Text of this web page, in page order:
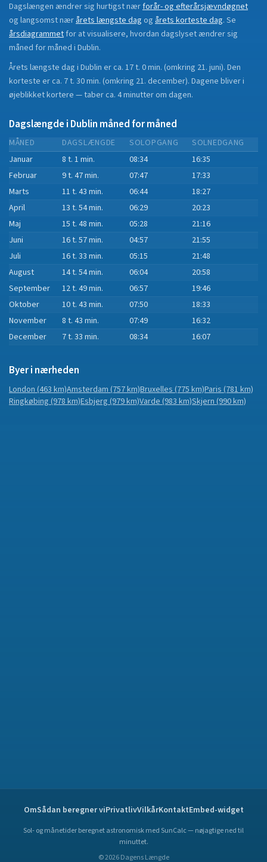
Dagslængen ændrer sig hurtigst nærforår- og efterårsjævndøgnet
og langsomst nærårets længste dag og årets korteste dag. Se
årsdiagrammetfor at visualisere, hvordan dagslyset ændrer sig
måned for måned i Dublin.
Årets længste dag i Dublin er ca. 17 t. 0 min. (omkring 21. juni). Den
korteste er ca. 7 t. 30 min. (omkring 21. december). Dagene bliver i
øjeblikketkortere —taberca. 4minutterom dagen.
Dagslængde i Dublin måned for måned
MÅNED DAGSLÆNGDE SOLOPGANG
SOLNEDGANG
Januar
8 t. 1 min. 08:34
16:35
Februar
9 t. 47 min. 07:47
17:33
Marts
11 t. 43 min. 06:44
18:27
April
13 t. 54 min. 06:29
20:23
Maj
15 t. 48 min. 05:28
21:16
Juni
16 t. 57 min. 04:57
21:55
Juli
16 t. 33 min. 05:15
21:48
August
14 t. 54 min. 06:04
20:58
September
12 t. 49 min. 06:57
19:46
Oktober
10 t. 43 min. 07:50
18:33
November
8 t. 43 min. 07:49
16:32
December
7 t. 33 min. 08:34 16:07
Byer i nærheden
London(463 km)Amsterdam(757 km)Bruxelles(775 km)Paris(781 km)
Ringkøbing(978 km)Esbjerg(979 km)Varde(983 km)Skjern(990 km)
OmSådan beregner viPrivatlivVilkårKontaktEmbed-widget
Sol- og månetider beregnet astronomisk med SunCalc — nøjagtige ned til
minuttet.
©2026 Dagens Længde